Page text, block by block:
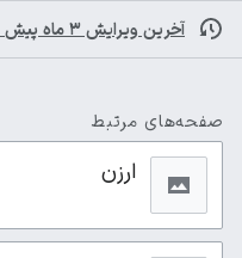
آخرین ویرایش ۳ ماه پیش
صفحه‌های مرتبط
ارزن